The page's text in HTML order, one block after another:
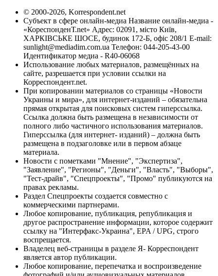
© 2000-2026, Korrespondent.net
Субъект в сфере онлайн-медиа Название онлайн-медиа -
«КореспонденТ.net» Адрес: 02091, місто Київ,
ХАРКІВСЬКЕ ШОСЕ, будинок 172-Б, офіс 208/1 E-mail:
sunlight@mediadim.com.ua Телефон: 044-205-43-00
Идентификатор медиа - R40-06068
Использование любых материалов, размещённых на
сайте, разрешается при условии ссылки на
Корреспондент.net.
При копировании материалов со страницы «Новости
Украины и мира», для интернет-изданий – обязательна
прямая открытая для поисковых систем гиперссылка.
Ссылка должна быть размещена в независимости от
полного либо частичного использования материалов.
Гиперссылка (для интернет- изданий) – должна быть
размещена в подзаголовке или в первом абзаце
материала.
Новости с пометками "Мнение", "Экспертиза",
"Заявление", "Регионы", "Деньги", "Власть", "Выборы",
"Тест-драйв", "Спецпроекты", "Промо" публикуются на
правах рекламы.
Раздел Спецпроекты создается совместно с
коммерческими партнерами.
Любое копирование, публикация, републикация и
другое распространение информации, которое содержит
ссылку на "Интерфакс-Украина", EPA / UPG, строго
воспрещается.
Владелец веб-страницы в разделе Я- Корреспондент
является автор публикации.
Любое копирование, перепечатка и воспроизведение